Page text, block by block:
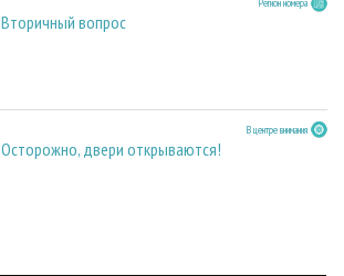
Регион номера
Вторичный вопрос
В центре внимания
Осторожно, двери открываются!